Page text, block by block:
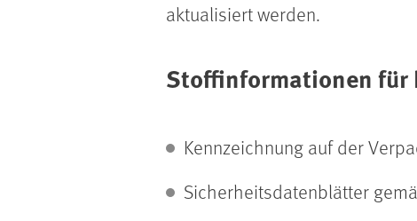
aktualisiert werden.
Stoffinformationen
Kennzeichnung auf der
Sicherheitsdatenblätter